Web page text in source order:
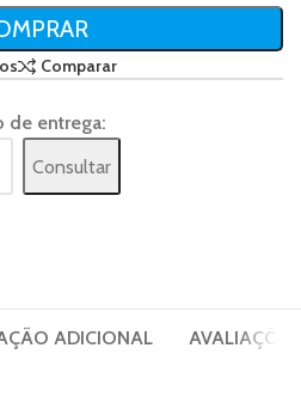
Comparar
de entrega:
Consultar
ADICIONAL